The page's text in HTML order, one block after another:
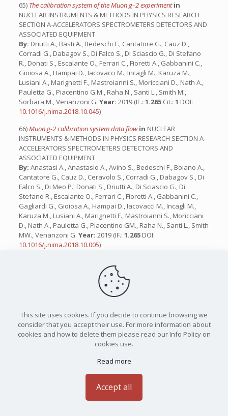
65) The calibration system of the Muon g–2 experimentin
NUCLEAR INSTRUMENTS & METHODS IN PHYSICS RESEARCH
SECTION A-ACCELERATORS SPECTROMETERS DETECTORS AND
ASSOCIATED EQUIPMENT
By: Driutti A., Basti A., Bedeschi F., Cantatore G., Cauz D.,
Corradi G., Dabagov S., Di Falco S., Di Sciascio G., Di Stefano
R., Donati S., Escalante O., Ferrari C., Fioretti A., Gabbanini C.,
Gioiosa A., Hampai D., Iacovacci M., Incagli M., Karuza M.,
Lusiani A., Marignetti F., Mastroianni S., Moricciani D., Nath A.,
Pauletta G., Piacentino G.M., Raha N., Santi L., Smith M.,
Sorbara M., Venanzoni G. Year: 2019 (IF.: 1.265 Cit.: 1 DOI:
10.1016/j.nima.2018.10.045)
66)Muon g-2 calibration system data flowin NUCLEAR
INSTRUMENTS & METHODS IN PHYSICS RESEARCH SECTION A-
ACCELERATORS SPECTROMETERS DETECTORS AND
ASSOCIATED EQUIPMENT
By: Anastasi A., Anastasio A., Avino S., Bedeschi F., Boiano A.,
Cantatore G., Cauz D., Ceravolo S., Corradi G., Dabagov S., Di
Falco S., Di Meo P., Donati S., Driutti A., Di Sciascio G., Di
Stefano R., Escalante O., Ferrari C., Fioretti A., Gabbanini C.,
Gagliardi G., Gioiosa A., Hampai D., Iacovacci M., Incagli M.,
Karuza M., Lusiani A., Marignetti F., Mastroianni S., Moricciani
D., Nath A., Pauletta G., Piacentino GM., Raha N., Santi L., Smith
MW., Venanzoni G. Year: 2019 (IF.: 1.265 DOI:
10.1016/j.nima.2018.10.005)
Fioretti A., Camposeo A., Tantussi F., Arimondo E., Gozzini
2005 (IF.: 1.263
68)Design and performance of SiPM-based readout of PbF2
crystals for high-rate, precision timing applicationsinJOURNAL OF
INSTRUMENTATION
Kaspar J., Fienberg A.T., Hertzog D.W., Huehn M.A., Kammel
P., Khaw K.S., Peterson D.A., Smith M.W., Van Wechel T.D.,
Chapelain A., Gibbons L.K., Sweigart D.A., Ferrari C., Fioretti A.,
Gabbanini C., Venanzoni G., Iacovacci M., Mastroianni S.,
Giovanetti K., Gohn W., Gorringe T., Pocanic D.
10.1088/1748-0221/12/01/P01009
This site uses cookies. If you decide to continue browsing we
consider that you accept their use. For more information about
cookies and how to delete them please read our Info Policy on
cookies use.
Read more
Accept all